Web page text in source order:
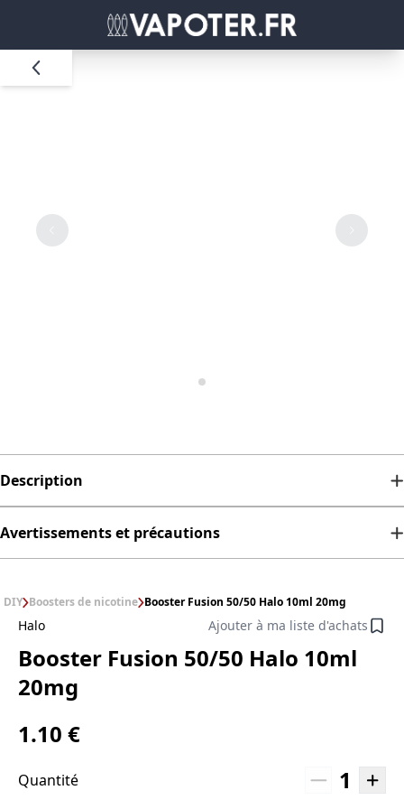
Description
Avertissements et précautions
DIY Boosters de nicotine Booster Fusion 50/50 Halo 10ml 20mg
Halo Ajouter à ma liste d'achats
Booster Fusion 50/50 Halo 10ml
20mg
1.10 €
Quantité 1